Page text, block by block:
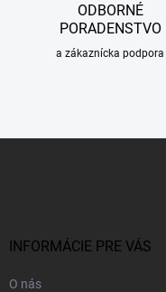
ODBORNÉ
PORADENSTVO
a zákaznícka podpora
INFORMÁCIE PRE VÁS
O nás